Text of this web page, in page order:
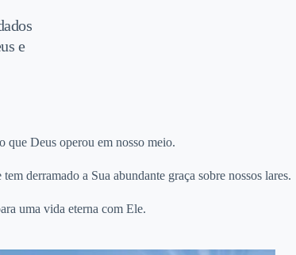
e
que Deus operou em nosso meio.
derramado a Sua abundante graça sobre nossos lares.
uma vida eterna com Ele.